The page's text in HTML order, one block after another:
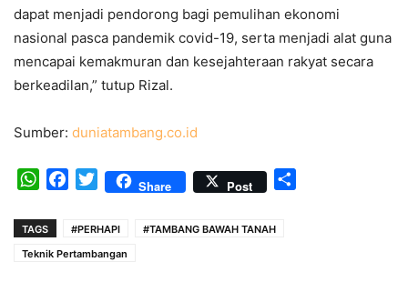
dapat menjadi pendorong bagi pemulihan ekonomi
nasional pasca pandemik covid-19, serta menjadi alat guna
mencapai kemakmuran dan kesejahteraan rakyat secara
berkeadilan,” tutup Rizal.
Sumber: duniatambang.co.id
WhatsAppFacebook
TwitterShare Post
TAGS #PERHAPI
#TAMBANG BAWAH TANAH
Teknik Pertambangan